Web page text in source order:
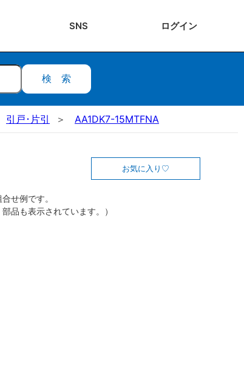
SNS ログイン
検索
引戸･片引 AA1DK7-15MTFNA
お気に入り
せ例です。
品も表示されています。）